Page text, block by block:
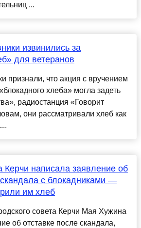
...
извинились за
для ветеранов
признали, что акция с вручением
хлеба» могла задеть
радиостанция «Говорит
они рассматривали хлеб как
Керчи написала заявление об
с блокадниками —
им хлеб
совета Керчи Мая Хужина
об отставке после скандала,